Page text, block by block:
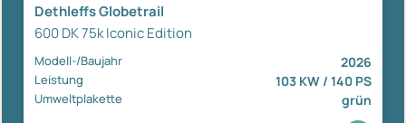
Dethleffs Globetrail
600 DK 75k Iconic Edition
Modell-/Baujahr 2026
Leistung 103 KW / 140 PS
Umweltplakette grün